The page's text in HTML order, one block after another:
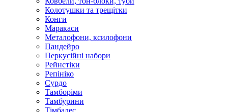
Колотушки та трещітки
Конги
Маракаси
Металофони, ксилофони
Пандейро
Перкусійні набори
Рейнстіки
Репініко
Сурдо
Тамборіми
Тамбурини
Тімбалес